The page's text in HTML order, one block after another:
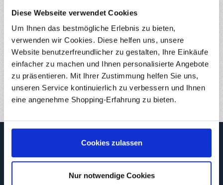
Diese Webseite verwendet Cookies
Um Ihnen das bestmögliche Erlebnis zu bieten,
verwenden wir Cookies. Diese helfen uns, unsere
Website benutzerfreundlicher zu gestalten, Ihre Einkäufe
einfacher zu machen und Ihnen personalisierte Angebote
zu präsentieren. Mit Ihrer Zustimmung helfen Sie uns,
unseren Service kontinuierlich zu verbessern und Ihnen
eine angenehme Shopping-Erfahrung zu bieten.
Cookies zulassen
Nur notwendige Cookies
Beschreibung
Das Modul mit dem verbauten MT8870-IC ist in der Lage,
DTMF-modulierte Signale von einer Audioquelle zu
dekodieren. Verwend…Mehr
Downloads
Bewertungen
3
Abonnieren Sie jetzt unseren regelmäßig erscheinenden
Newsletter, um rechtzeitig über neue Produkte und Angebote
informiert zu werden.